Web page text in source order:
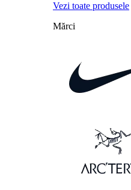
Vezi toate produsele
Mărci